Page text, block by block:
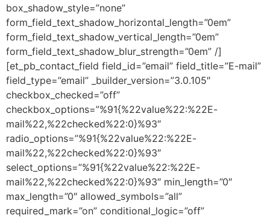
box_shadow_style=”none”
form_field_text_shadow_horizontal_length=”0em”
form_field_text_shadow_vertical_length=”0em”
form_field_text_shadow_blur_strength=”0em” /]
[et_pb_contact_field field_id=”email” field_title=”E-mail”
field_type=”email” _builder_version=”3.0.105″
checkbox_checked=”off”
checkbox_options=”%91{%22value%22:%22E-
mail%22,%22checked%22:0}%93″
radio_options=”%91{%22value%22:%22E-
mail%22,%22checked%22:0}%93″
select_options=”%91{%22value%22:%22E-
mail%22,%22checked%22:0}%93″ min_length=”0″
max_length=”0″ allowed_symbols=”all”
required_mark=”on” conditional_logic=”off”